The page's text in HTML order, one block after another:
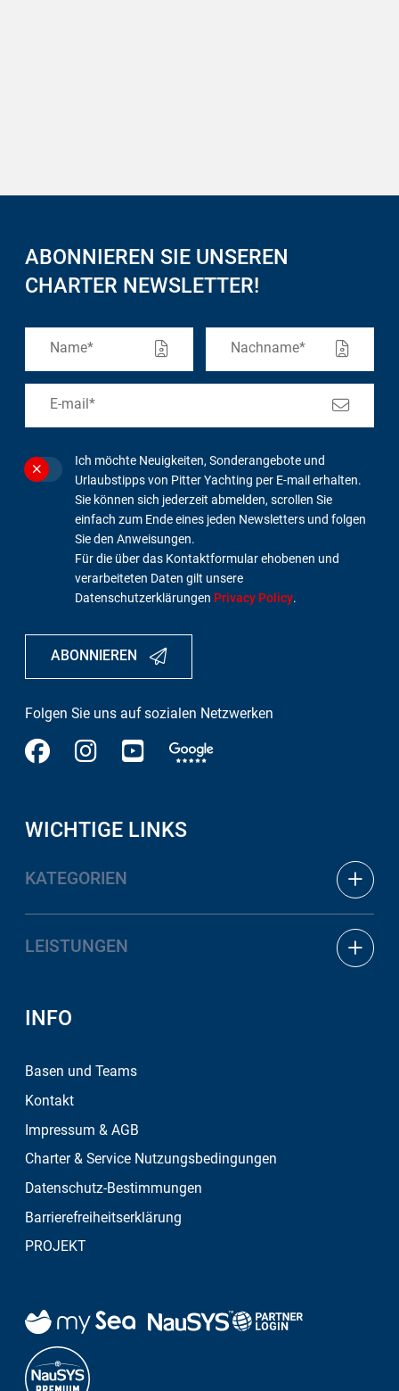
ABONNIEREN SIE UNSEREN
CHARTER NEWSLETTER!
Ich möchte Neuigkeiten, Sonderangebote und
Urlaubstipps von Pitter Yachting per E-mail erhalten.
Sie können sich jederzeit abmelden, scrollen Sie
einfach zum Ende eines jeden Newsletters und folgen
Sie den Anweisungen.
Für die über das Kontaktformular ehobenen und
verarbeiteten Daten gilt unsere
Datenschutzerklärungen Privacy Policy.
ABONNIEREN
Folgen Sie uns auf sozialen Netzwerken
WICHTIGE LINKS
KATEGORIEN
Elektrizität und Elektronik
Mechanik
INOX Kurzwaren und Schraubenwaren
Sanitär- und Toilettenausstattung
Gasflaschen, Kocher und Ausrüstung
Zeige alles
LEISTUNGEN
Yachtservice
Yachtinvest
Trockendock Marina Biograd
Nuva Yachts
INFO
Basen und Teams
Kontakt
Impressum & AGB
Charter & Service Nutzungsbedingungen
Datenschutz-Bestimmungen
Barrierefreiheitserklärung
PROJEKT